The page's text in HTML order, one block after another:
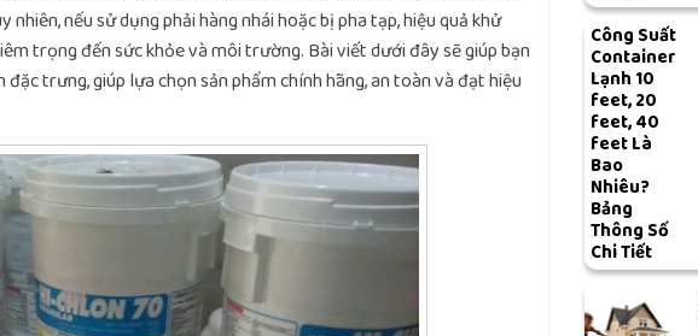
nếu sử dụng phải hàng nhái hoặc bị pha tạp, hiệu quả khử
trọng đến sức khỏe và môi trường. Bài viết dưới đây sẽ giúp bạn
trưng, giúp lựa chọn sản phẩm chính hãng, an toàn và đạt hiệu
Công Suất
Container
Lạnh 10
feet, 20
feet, 40
feet Là
Bao
Nhiêu?
Bảng
Thông Số
Chi Tiết